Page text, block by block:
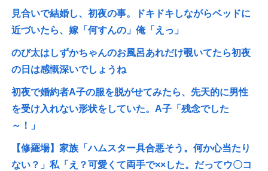
見合いで結婚し、初夜の事。ドキドキしながらベッドに
近づいたら、嫁「何すんの」俺「えっ」
のび太はしずかちゃんのお風呂あれだけ覗いてたら初夜
の日は感慨深いでしょうね
初夜で婚約者A子の服を脱がせてみたら、先天的に男性
を受け入れない形状をしていた。A子「残念でした
～！」
【修羅場】家族「ハムスター具合悪そう。何か心当たり
ない？」私「え？可愛くて両手で××した。だってウ〇コ